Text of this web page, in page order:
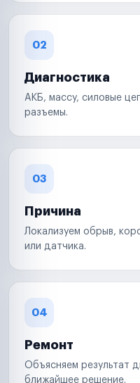
02
Диагностика
АКБ, массу, силовые
разъемы.
03
Причина
Локализуем обрыв,
или датчика.
04
Ремонт
Объясняем результат
ближайшее решение.